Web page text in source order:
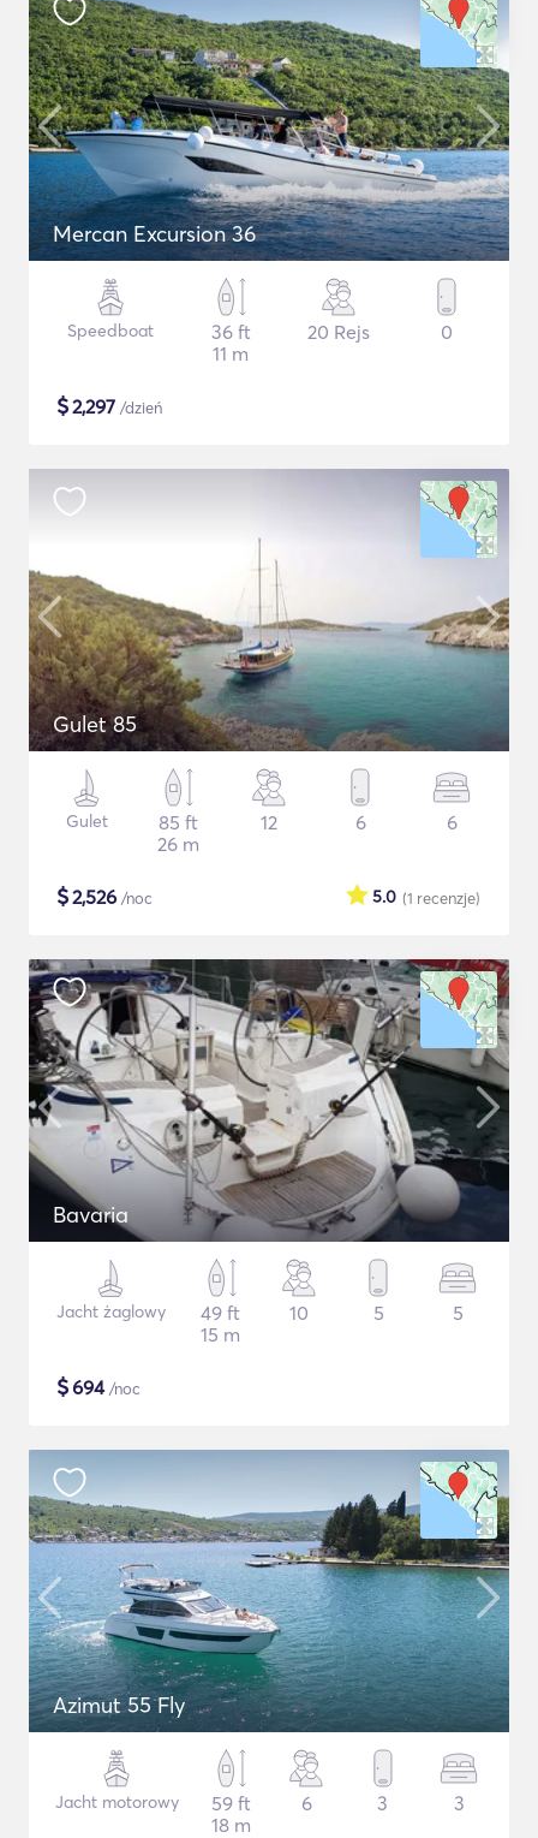
Mercan Excursion 36
Speedboat
36 ft
11 m
20 Rejs 0
$2,297 /dzień
Gulet 85
Gulet
85 ft
26 m
12 6 6
$2,526 /noc (1 recenzje)
5.0
Bavaria
Jacht żaglowy
49 ft
15 m
10 5 5
$694/noc
Azimut 55 Fly
Jacht motorowy
59 ft
18 m
6 3 3